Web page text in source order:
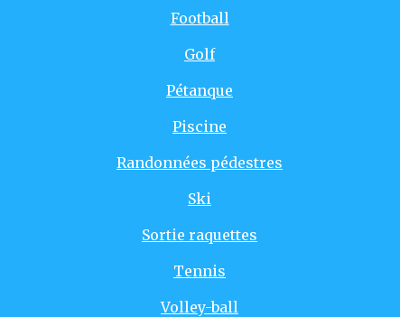
Football
Golf
Pétanque
Piscine
Randonnées pédestres
Ski
Sortie raquettes
Tennis
Volley-ball